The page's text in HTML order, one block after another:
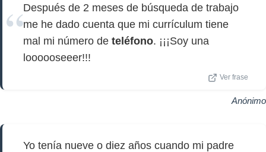
Después de 2 meses de búsqueda de trabajo
me he dado cuenta que mi currículum tiene
mal mi número de teléfono. ¡¡¡Soy una
loooooseeer!!!
Ver frase
Anónimo
Yo tenía nueve o diez años cuando mi padre